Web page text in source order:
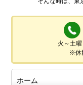
火～土
※休
ホーム